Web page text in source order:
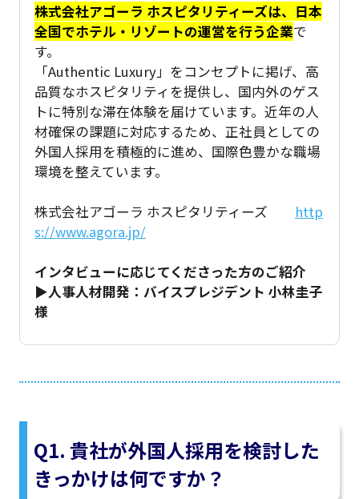
株式会社アゴーラ ホスピタリティーズは、日本
全国でホテル・リゾートの運営を行う企業で
す。
「Authentic Luxury」をコンセプトに掲げ、高
品質なホスピタリティを提供し、国内外のゲス
トに特別な滞在体験を届けています。近年の人
材確保の課題に対応するため、正社員としての
外国人採用を積極的に進め、国際色豊かな職場
環境を整えています。
株式会社アゴーラ ホスピタリティーズ http
s://www.agora.jp/
インタビューに応じてくださった方のご紹介
▶︎人事人材開発：バイスプレジデント 小林圭子
様
Q1. 貴社が外国人採用を検討した
きっかけは何ですか？